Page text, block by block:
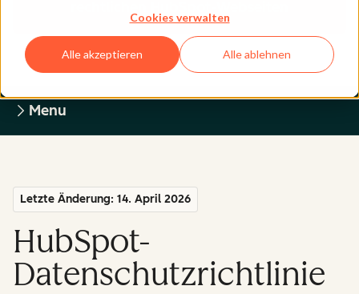
Cookies verwalten
Alle akzeptieren Alle ablehnen
Menu
Letzte Änderung: 14. April 2026
HubSpot-
Datenschutzrichtlinie